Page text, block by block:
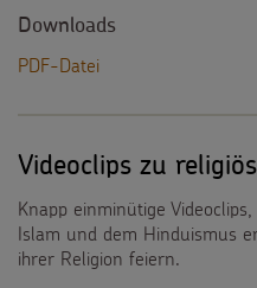
Downloads
PDF-Datei
Videoclips zu
Knapp einminütige
Islam und dem Hinduismus
ihrer Religion feiern.